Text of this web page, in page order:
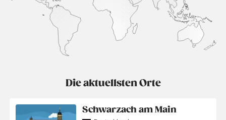
Die aktuellsten Orte
Schwarzach am Main